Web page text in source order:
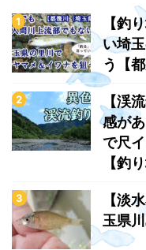
【釣
い埼
う【
【渓
感が
で尺
【釣
【淡
玉県